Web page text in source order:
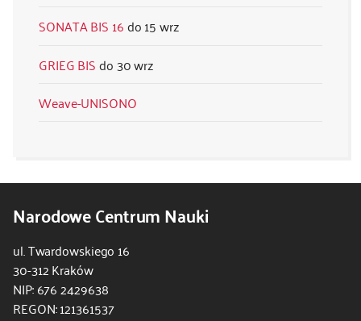
SONATA BIS 16
15 wrz
GRIEG BIS
30 wrz
Weave-UNISONO
Narodowe Centrum Nauki
ul. Twardowskiego 16
30-312 Kraków
NIP: 676 2429638
REGON: 121361537